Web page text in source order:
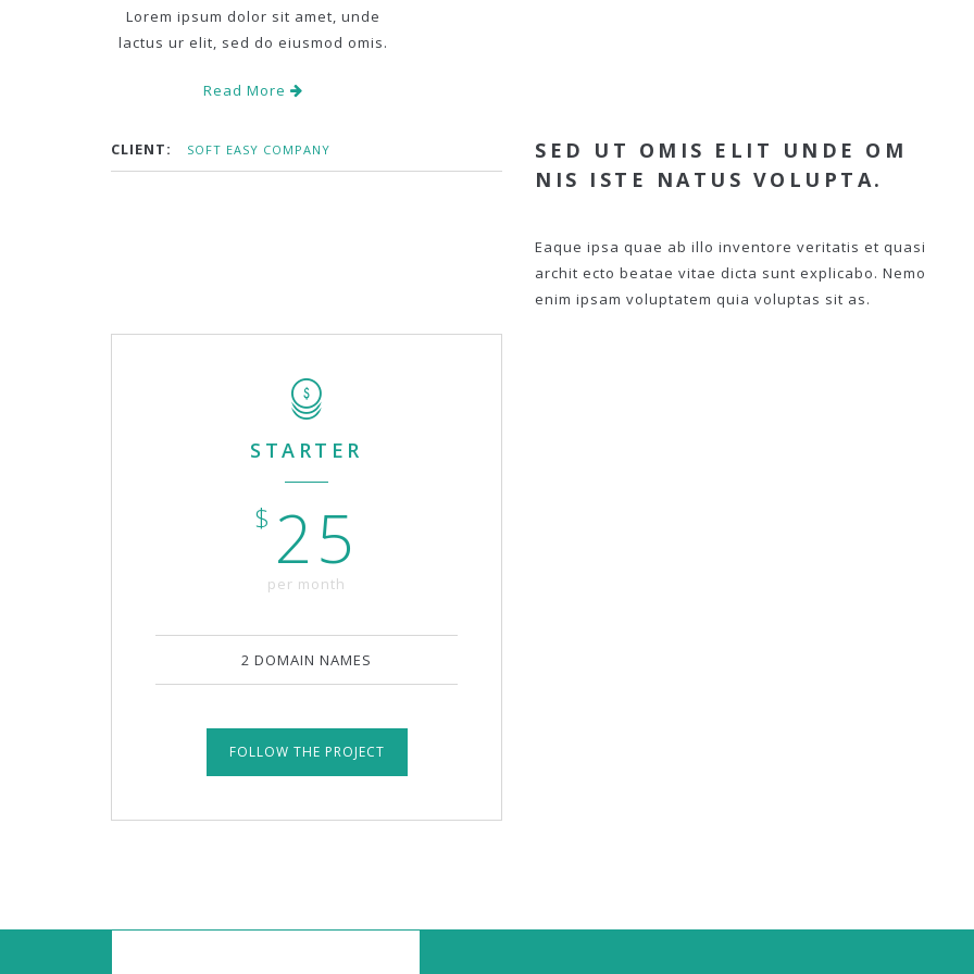
Lorem ipsum dolor sit amet, unde
lactus ur elit, sed do eiusmod omis.
Read More
CLIENT: SOFT EASY COMPANY
SED UT OMIS ELIT UNDE OM
NIS ISTE NATUS VOLUPTA.
Eaque ipsa quae ab illo inventore veritatis et quasi
archit ecto beatae vitae dicta sunt explicabo. Nemo
enim ipsam voluptatem quia voluptas sit as.
STARTER
$ 25
per month
2 DOMAIN NAMES
FOLLOW THE PROJECT